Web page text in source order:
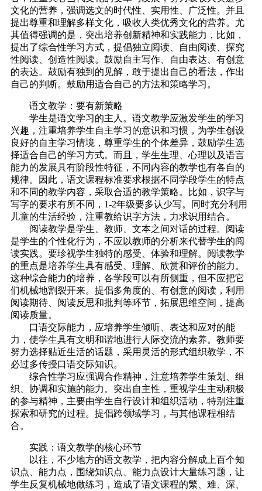
文化的营养，强调选文的时代性、实用性、广泛性。并且
提出尊重和理解多样文化，吸收人类优秀文化的营养。尤
其值得强调的是，突出培养创新精神和实践能力，比如，
提出了综合性学习方式，提倡独立阅读、自由阅读、探究
性阅读、创造性阅读。鼓励自主写作、自由表达、有创意
的表达。鼓励有独到的见解，敢于提出自己的看法，作出
自己的判断。鼓励用适合自己的方法和策略学习。
语文教学：要有新策略
学生是语文学习的主人。语文教学应激发学生的学习
兴趣，注重培养学生自主学习的意识和习惯，为学生创设
良好的自主学习情境，尊重学生的个体差异，鼓励学生选
择适合自己的学习方式。而且，学生生理、心理以及语言
能力的发展具有阶段性特征，不同内容的教学也有各自的
规律。因此，语文课程标准要求根据不同学段学生的特点
和不同的教学内容，采取合适的教学策略。比如，识字与
写字的要求有所不同，1-2年级要多认少写。同时充分利用
儿童的生活经验，注重教给识字方法，力求识用结合。
阅读教学是学生、教师、文本之间对话的过程。阅读
是学生的个性化行为，不应以教师的分析来代替学生的阅
读实践。要珍视学生独特的感受、体验和理解。阅读教学
的重点是培养学生具有感受、理解、欣赏和评价的能力。
这种综合能力的培养，各学段可以有所侧重，但不应把它
们机械地割裂开来。提倡多角度的、有创意的阅读，利用
阅读期待、阅读反思和批判等环节，拓展思维空间，提高
阅读质量。
口语交际能力，应培养学生倾听、表达和应对的能
力，使学生具有文明和谐地进行人际交流的素养。教师要
努力选择贴近生活的话题，采用灵活的形式组织教学，不
必过多传授口语交际知识。
综合性学习应强调合作精神，注意培养学生策划、组
织、协调和实施的能力。突出自主性，重视学生主动积极
的参与精神，主要由学生自行设计和组织活动，特别注重
探索和研究的过程。提倡跨领域学习，与其他课程相结
合。
实践：语文教学的核心环节
以往，不少地方的语文教学，把内容分解成上百个知
识点、能力点，围绕知识点、能力点设计大量练习题，让
学生反复机械地做练习，造成了语文课程的繁、难、深、